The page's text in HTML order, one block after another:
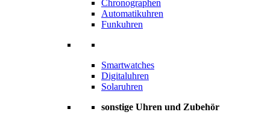
Chronographen
Automatikuhren
Funkuhren
Smartwatches
Digitaluhren
Solaruhren
sonstige Uhren und Zubehör